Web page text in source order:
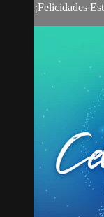
¡Felicidades